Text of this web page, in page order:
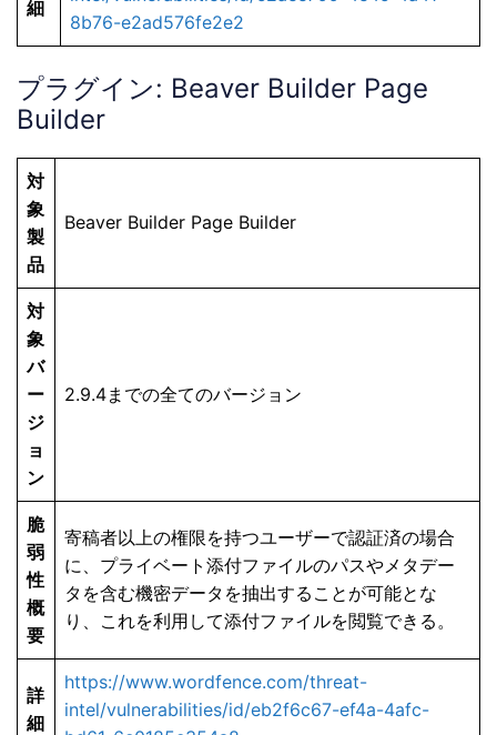
細
8b76-e2ad576fe2e2
プラグイン: Beaver Builder Page
Builder
対
象
製
品
Beaver Builder Page Builder
対
象
バ
ー
ジ
ョ
ン
2.9.4までの全てのバージョン
脆
弱
性
概
要
寄稿者以上の権限を持つユーザーで認証済の場合
に、プライベート添付ファイルのパスやメタデー
タを含む機密データを抽出することが可能とな
り、これを利用して添付ファイルを閲覧できる。
詳
細
https://www.wordfence.com/threat-
intel/vulnerabilities/id/eb2f6c67-ef4a-4afc-